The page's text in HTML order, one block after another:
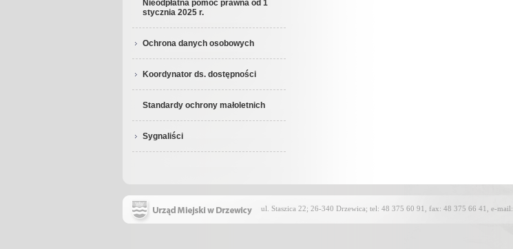
Nieodpłatna pomoc prawna od 1
stycznia 2025 r.
Ochrona danych osobowych
Koordynator ds. dostępności
Standardy ochrony małoletnich
Sygnaliści
ul. Staszica 22; 26-340 Drzewica; tel: 48 375 60 91, fax: 48 375 66 41, e-mail: